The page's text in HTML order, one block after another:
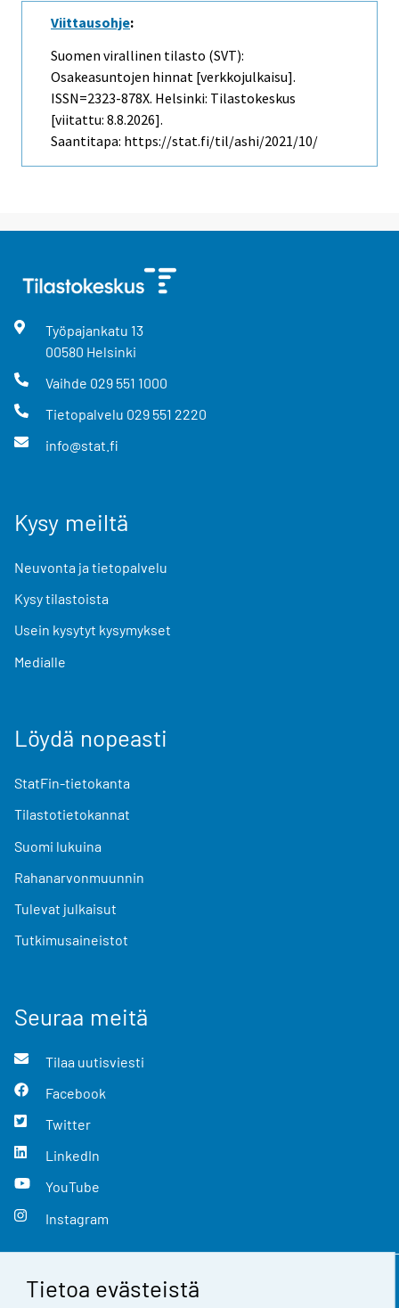
Tietoa evästeistä
Viittausohje:
Suomen virallinen tilasto (SVT):
Osakeasuntojen hinnat [verkkojulkaisu].
ISSN=2323-878X. Helsinki: Tilastokeskus
[viitattu: 8.8.2026].
Saantitapa: https://stat.fi/til/ashi/2021/10/
Työpajankatu 13
00580 Helsinki
Vaihde 029 551 1000
Tietopalvelu 029 551 2220
info@stat.fi
Kysy meiltä
Neuvonta ja tietopalvelu
Kysy tilastoista
Usein kysytyt kysymykset
Medialle
Löydä nopeasti
StatFin-tietokanta
Tilastotietokannat
Suomi lukuina
Rahanarvonmuunnin
Tulevat julkaisut
Tutkimusaineistot
Seuraa meitä
Tilaa uutisviesti
Facebook
Twitter
LinkedIn
YouTube
Instagram
Yhteystiedot